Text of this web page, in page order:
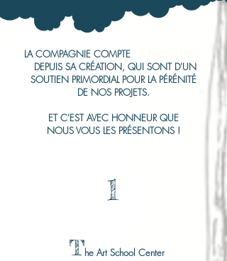
LA COMPAGNIE COMPTE
DEPUIS SA CRÉATION, QUI SONT D'UN
SOUTIEN PRIMORDIAL POUR LA PÉRÉNITÉ
DE NOS PROJETS.
ET C'EST AVEC HONNEUR QUE
NOUS VOUS LES PRÉSENTONS !
1
The Art School Center